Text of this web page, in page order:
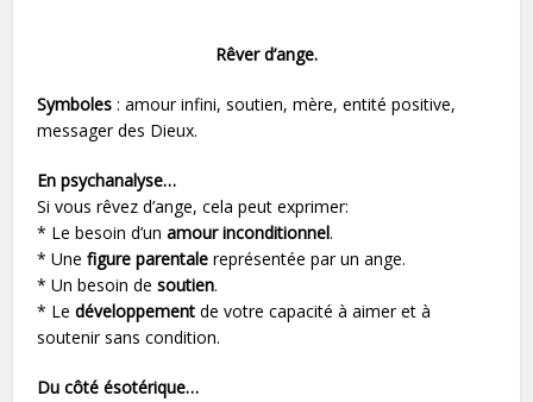
Rêver d’ange.
Symboles : amour infini, soutien, mère, entité positive,
messager des Dieux.
En psychanalyse…
Si vous rêvez d’ange, cela peut exprimer:
* Le besoin d’un amour inconditionnel.
* Une figure parentale représentée par un ange.
* Un besoin desoutien.
* Ledéveloppement de votre capacité à aimer et à
soutenir sans condition.
Du côté ésotérique…